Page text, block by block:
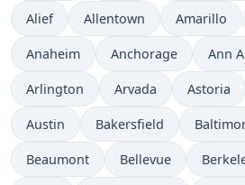
Alief Allentown Amarillo
Anaheim Anchorage Ann
Arlington Arvada Astoria
Austin Bakersfield
Beaumont Bellevue